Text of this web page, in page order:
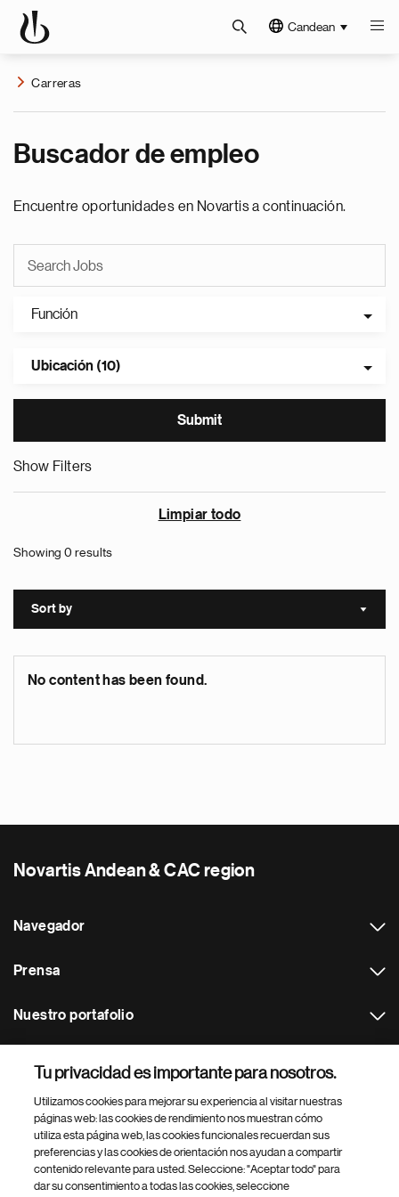
Candean
Carreras
Buscador de empleo
Encuentre oportunidades en Novartis a continuación.
Función
Ubicación (10)
Show Filters
Limpiar todo
Showing 0 results
Sort by Sort
No content has been found.
Novartis Andean & CAC region
Navegador
Prensa
Nuestro portafolio
Footer Site Search
Tu privacidad es importante para nosotros.
Utilizamos cookies para mejorar su experiencia al visitar nuestras
páginas web: las cookies de rendimiento nos muestran cómo
utiliza esta página web, las cookies funcionales recuerdan sus
preferencias y las cookies de orientación nos ayudan a compartir
contenido relevante para usted. Seleccione: "Aceptar todo" para
dar su consentimiento a todas las cookies, seleccione